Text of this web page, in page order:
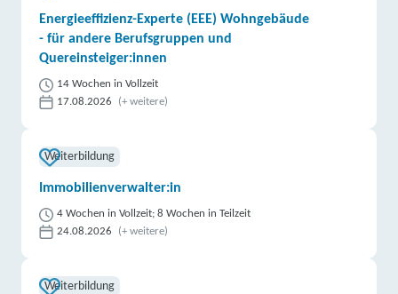
weitere Informationen
TÜV Rheinland Akademie GmbH | Enderstraße 94,
01277 DresdenPartner
die Sprachwerkstatt Privates Institut für
Kommunikation, Wirtschaft und Sprache GmbH |
Großenhainer Straße 99, 01127 Dresden
weitere Informationen
bam GmbH | Löbtauer Straße 4 - 6, 01067 Dresden
Energieeffizienz-Experte (EEE) Wohngebäude
- für andere Berufsgruppen und
Quereinsteiger:innen
14 Wochen in Vollzeit
17.08.2026
(+ weitere)
Weiterbildung
Immobilienverwalter:in
4 Wochen in Vollzeit; 8 Wochen in Teilzeit
24.08.2026
(+ weitere)
Weiterbildung